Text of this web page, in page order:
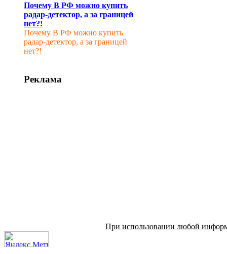
Почему В РФ можно купить
радар-детектор, а за границей
нет?!
Почему В РФ можно купить
радар-детектор, а за границей
нет?!
Реклама
При использовании любой